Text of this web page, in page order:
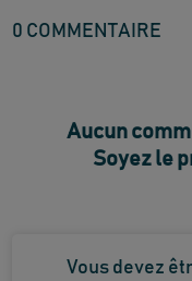
0 COMMENTAIRE
Aucun
Soyez le
Vous devez